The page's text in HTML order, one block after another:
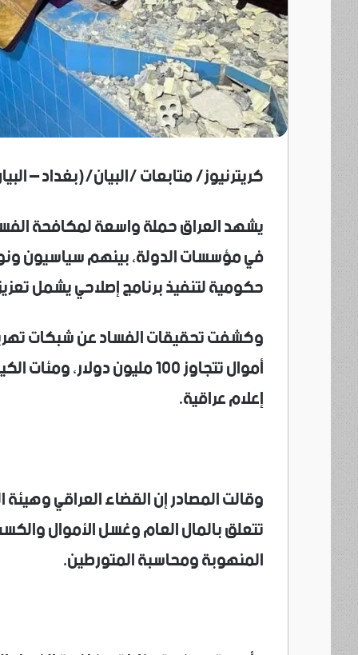
كريترنيوز/ متابعات /البيان/(بغداد –
يشهد العراق حملة واسعة لمكافحة
في مؤسسات الدولة، بينهم سياسيون
حكومية لتنفيذ برنامج إصلاحي يشمل تعزيز
وكشفت تحقيقات الفساد عن شبكات
أموال تتجاوز 100 مليون
إعلام عراقية.
وقالت المصادر إن القضاء العراقي
تتعلق بالمال العام وغسل الأموال
المنهوبة ومحاسبة المتورطين.